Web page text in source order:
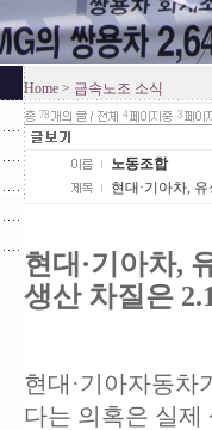
Home > 금속노조 소식
78 4 3
노동조합
현대·기아차,
현대·기아차,
생산 차질은
현대·기아자동차
다는 의혹은 실제